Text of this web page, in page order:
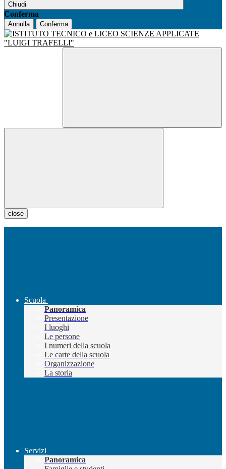
Chiudi
Conferma
Annulla Conferma
close
Scuola
Panoramica
Presentazione
I luoghi
Le persone
I numeri della scuola
Le carte della scuola
Organizzazione
La storia
Servizi
Panoramica